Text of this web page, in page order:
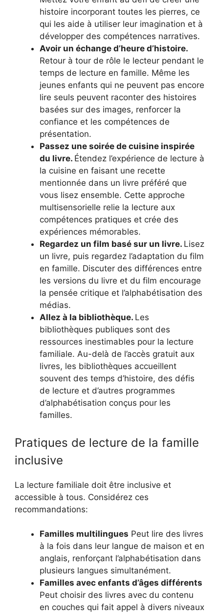
histoire incorporant toutes les pierres, ce
qui les aide à utiliser leur imagination et à
développer des compétences narratives.
Avoir un échange d’heure d’histoire.
Retour à tour de rôle le lecteur pendant le
temps de lecture en famille. Même les
jeunes enfants qui ne peuvent pas encore
lire seuls peuvent raconter des histoires
basées sur des images, renforcer la
confiance et les compétences de
présentation.
Passez une soirée de cuisine inspirée
du livre. Étendez l’expérience de lecture à
la cuisine en faisant une recette
mentionnée dans un livre préféré que
vous lisez ensemble. Cette approche
multisensorielle relie la lecture aux
compétences pratiques et crée des
expériences mémorables.
Regardez un film basé sur un livre. Lisez
un livre, puis regardez l’adaptation du film
en famille. Discuter des différences entre
les versions du livre et du film encourage
la pensée critique et l’alphabétisation des
médias.
Allez à la bibliothèque. Les
bibliothèques publiques sont des
ressources inestimables pour la lecture
familiale. Au-delà de l’accès gratuit aux
livres, les bibliothèques accueillent
souvent des temps d’histoire, des défis
de lecture et d’autres programmes
d’alphabétisation conçus pour les
familles.
Pratiques de lecture de la famille
inclusive
La lecture familiale doit être inclusive et
accessible à tous. Considérez ces
recommandations:
Familles multilingues Peut lire des livres
à la fois dans leur langue de maison et en
anglais, renforçant l’alphabétisation dans
plusieurs langues simultanément.
Familles avec enfants d’âges différents
Peut choisir des livres avec du contenu
en couches qui fait appel à divers niveaux